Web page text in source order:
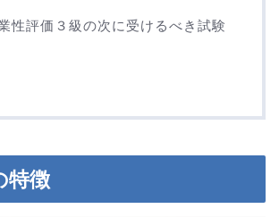
性評価３級の次に受けるべき試験
特徴